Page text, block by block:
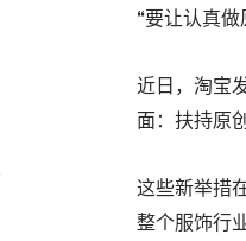
“要让认真
近日，淘宝
面：扶持原
这些新举措
整个服饰行